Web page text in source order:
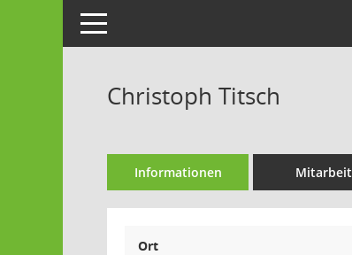
Toggle navigation
Christoph Titsch
Informationen Mitarbeit
Ort